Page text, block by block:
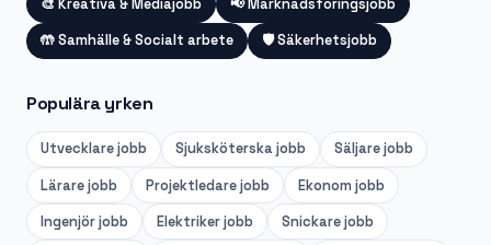
🎨 Kreativa & Mediajobb 📢Marknadsföringsjobb
🤲Samhälle & Socialt arbete 🛡️Säkerhetsjobb
Populära yrken
Utvecklarejobb Sjuksköterskajobb Säljarejobb
Lärarejobb Projektledarejobb Ekonom jobb
Ingenjörjobb Elektrikerjobb Snickarejobb